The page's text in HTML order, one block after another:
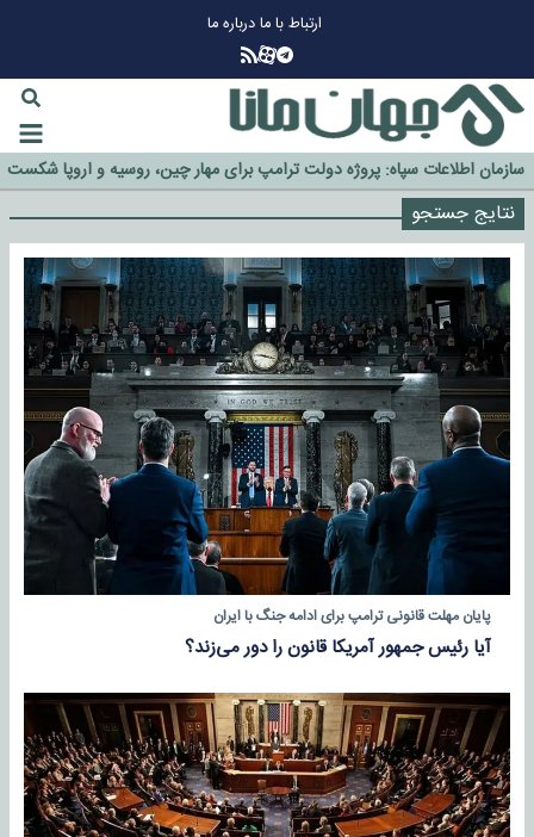
ارتباط با مادرباره ما
گزینه جدایی اوسمار روی میز مدیران پرسپولیس
آیا رئیس جمهور آمریکا قانون را دور می‌زند؟
اخراج رسمی چهره نامدار از پرسپولیس
سازمان اطلاعات سپاه: پروژه دولت ترامپ برای مهار چین، روسیه و اروپا شکست
خورد
نتایج جستجو
پایان مهلت قانونی ترامپ برای ادامه جنگ با ایران
آیا رئیس جمهور آمریکا قانون را دور می‌زند؟